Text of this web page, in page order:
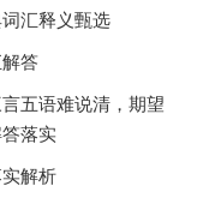
汇释义甄选
答
五语难说清，期望
落实
解析